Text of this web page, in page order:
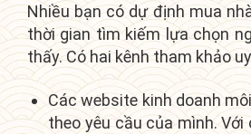
Nhiều bạn có dự định mua
thời gian tìm kiếm lựa chọn
thấy. Có hai kênh tham khảo
Các website kinh doanh
theo yêu cầu của mình.